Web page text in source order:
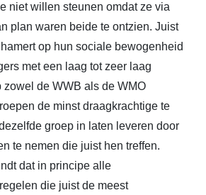
niet willen steunen omdat ze via
plan waren beide te ontzien. Juist
op hun sociale bewogenheid
met een laag tot zeer laag
de WWB als de WMO
de minst draagkrachtige te
groep in laten leveren door
te nemen die juist hen treffen.
dat in principe alle
die juist de meest